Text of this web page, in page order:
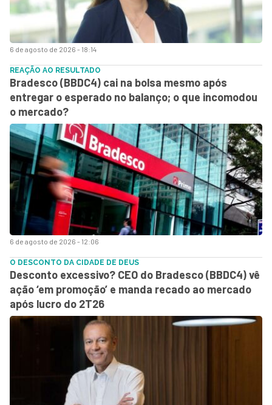
6 de agosto de 2026 - 18:14
6 de agosto de 2026 - 12:06
REAÇÃO AO RESULTADO
Bradesco (BBDC4) cai na bolsa mesmo após
entregar o esperado no balanço; o que incomodou
o mercado?
O DESCONTO DA CIDADE DE DEUS
Desconto excessivo? CEO do Bradesco (BBDC4) vê
ação ‘em promoção’ e manda recado ao mercado
após lucro do 2T26